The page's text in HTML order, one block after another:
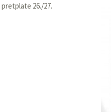
pretplate 26./27.